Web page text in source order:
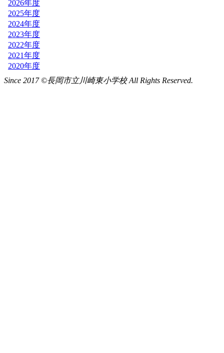
Since 2017 ©長岡市立川崎東小学校 All Rights Reserved.